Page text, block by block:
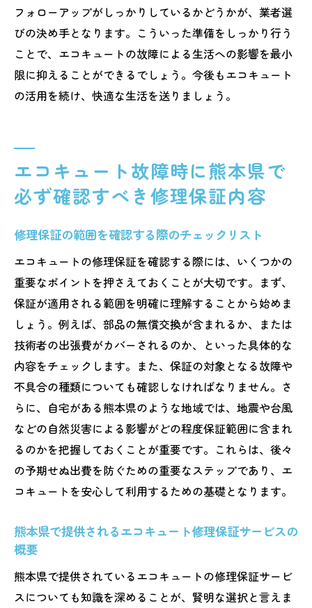
フォローアップがしっかりしているかどうかが、業者選
びの決め手となります。こういった準備をしっかり行う
ことで、エコキュートの故障による生活への影響を最小
限に抑えることができるでしょう。今後もエコキュート
の活用を続け、快適な生活を送りましょう。
エコキュート故障時に熊本県で
必ず確認すべき修理保証内容
修理保証の範囲を確認する際のチェックリスト
エコキュートの修理保証を確認する際には、いくつかの
重要なポイントを押さえておくことが大切です。まず、
保証が適用される範囲を明確に理解することから始めま
しょう。例えば、部品の無償交換が含まれるか、または
技術者の出張費がカバーされるのか、といった具体的な
内容をチェックします。また、保証の対象となる故障や
不具合の種類についても確認しなければなりません。さ
らに、自宅がある熊本県のような地域では、地震や台風
などの自然災害による影響がどの程度保証範囲に含まれ
るのかを把握しておくことが重要です。これらは、後々
の予期せぬ出費を防ぐための重要なステップであり、エ
コキュートを安心して利用するための基礎となります。
熊本県で提供されるエコキュート修理保証サービスの
概要
熊本県で提供されているエコキュートの修理保証サービ
スについても知識を深めることが、賢明な選択と言えま